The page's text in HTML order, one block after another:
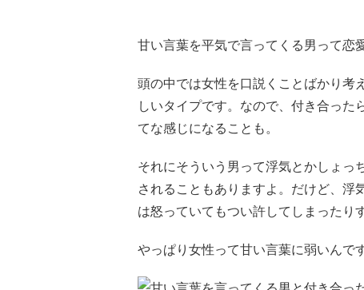
甘い言葉を平気で言ってくる男って恋
頭の中では女性を口説くことばかり考
しいタイプです。なので、付き合っ
てな感じになることも。
それにそういう男って浮気とかしょっ
されることもありますよ。だけど、浮
は怒っていてもつい許してしまったり
やっぱり女性って甘い言葉に弱いんで